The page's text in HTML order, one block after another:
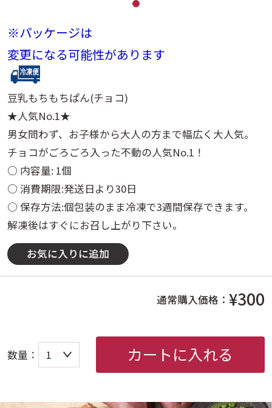
※パッケージは
変更になる可能性があります
豆乳もちもちぱん(チョコ)
★人気No.1★
男女問わず、お子様から大人の方まで幅広く大人気。
チョコがごろごろ入った不動の人気No.1！
○ 内容量: 1個
○ 消費期限:発送日より30日
○ 保存方法:個包装のまま冷凍で3週間保存できます。
解凍後はすぐにお召し上がり下さい。
お気に入りに追加
通常購入価格：¥300
数量： カートに入れる